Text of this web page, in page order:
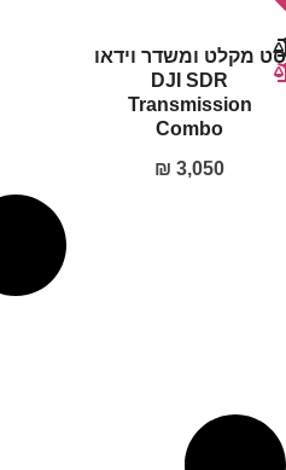
סט מקלט ומשדר וידאו
DJI SDR
Transmission
Combo
₪ 3,050